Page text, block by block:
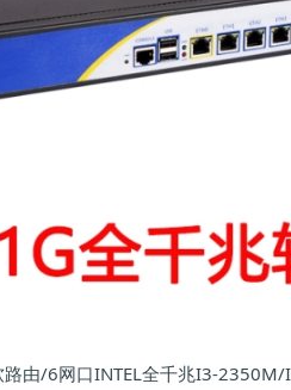
路由/6网口INTEL全千兆I3-